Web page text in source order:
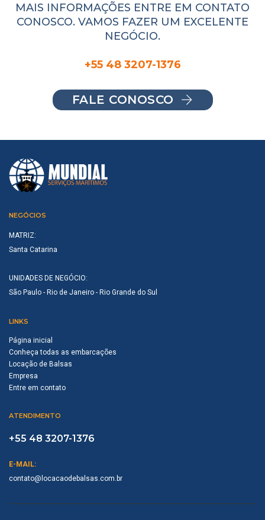
MAIS INFORMAÇÕES ENTRE EM CONTATO
CONOSCO. VAMOS FAZER UM EXCELENTE
NEGÓCIO.
+55 48 3207-1376
FALE CONOSCO
NEGÓCIOS
MATRIZ:
Santa Catarina
UNIDADES DE NEGÓCIO:
São Paulo - Rio de Janeiro - Rio Grande do Sul
LINKS
Página inicial
Conheça todas as embarcações
Locação de Balsas
Empresa
Entre em contato
ATENDIMENTO
+55 48 3207-1376
E-MAIL:
contato@locacaodebalsas.com.br